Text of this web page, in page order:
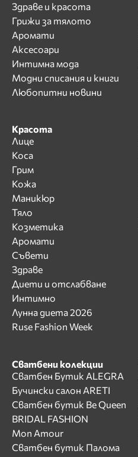
Здраве и красота
Грижи за тялото
Аромати
Аксесоари
Интимна мода
Модни списания и книги
Любопитни новини
Красота
Лице
Коса
Грим
Кожа
Маникюр
Тяло
Козметика
Аромати
Съвети
Здраве
Диети и отслабване
Интимно
Лунна диета 2026
Ruse Fashion Week
Сватбени колекции
Сватбен Бутик ALEGRA
Бучински салон ARETI
Сватбен бутик Be Queen
BRIDAL FASHION
Mon Amour
Сватбен бутик Палома